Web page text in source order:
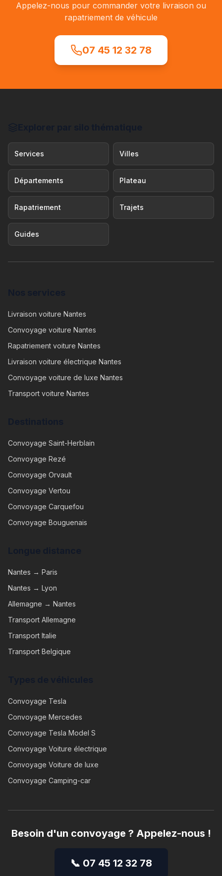
Appelez-nous pour commander votre livraison ou
rapatriement de véhicule
07 45 12 32 78
Services Villes
Départements Plateau
Rapatriement Trajets
Guides
Livraison voiture Nantes
Convoyage voiture Nantes
Rapatriement voiture Nantes
Livraison voiture électrique Nantes
Convoyage voiture de luxe Nantes
Transport voiture Nantes
Convoyage Saint-Herblain
Convoyage Rezé
Convoyage Orvault
Convoyage Vertou
Convoyage Carquefou
Convoyage Bouguenais
Nantes → Paris
Nantes → Lyon
Allemagne → Nantes
Transport Allemagne
Transport Italie
Transport Belgique
Convoyage Tesla
Convoyage Mercedes
Convoyage Tesla Model S
Convoyage Voiture électrique
Convoyage Voiture de luxe
Convoyage Camping-car
Besoin d'un convoyage ? Appelez-nous !
📞 07 45 12 32 78